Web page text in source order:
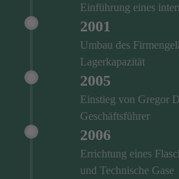
Einführung eines
2001
Umbau des
Lagerkapazität
2005
Einstieg von Gregor
Geschäftsführer
2006
Errichtung eines
und Technische Gase